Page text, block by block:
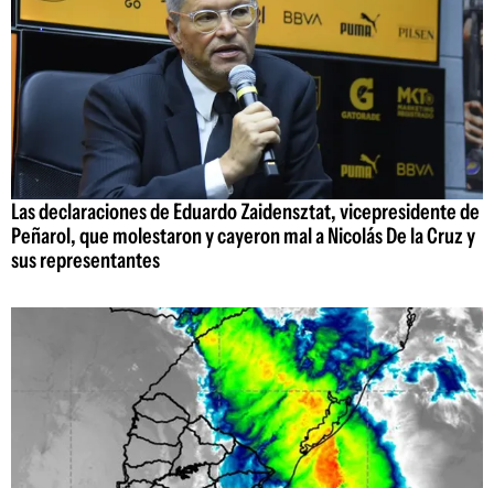
Las declaraciones de Eduardo Zaidensztat, vicepresidente de
Peñarol, que molestaron y cayeron mal a Nicolás De la Cruz y
sus representantes